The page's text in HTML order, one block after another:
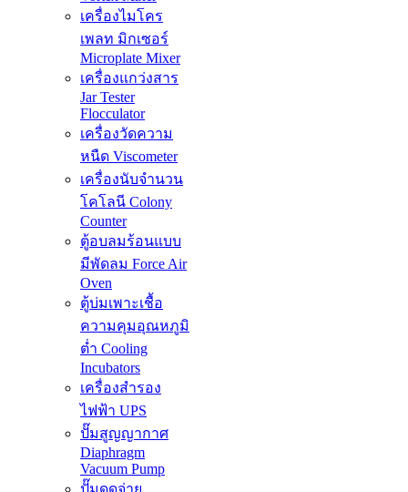
เครื่องไมโคร
เพลท มิกเซอร์
Microplate Mixer
เครื่องแกว่งสาร
Jar Tester
Flocculator
เครื่องวัดความ
หนืด Viscometer
เครื่องนับจำนวน
โคโลนี Colony
Counter
ตู้อบลมร้อนแบบ
มีพัดลม Force Air
Oven
ตู้บ่มเพาะเชื้อ
ความคุมอุณหภูมิ
ต่ำ Cooling
Incubators
เครื่องสำรอง
ไฟฟ้า UPS
ปั๊มสูญญากาศ
Diaphragm
Vacuum Pump
ปั๊มดูดจ่าย